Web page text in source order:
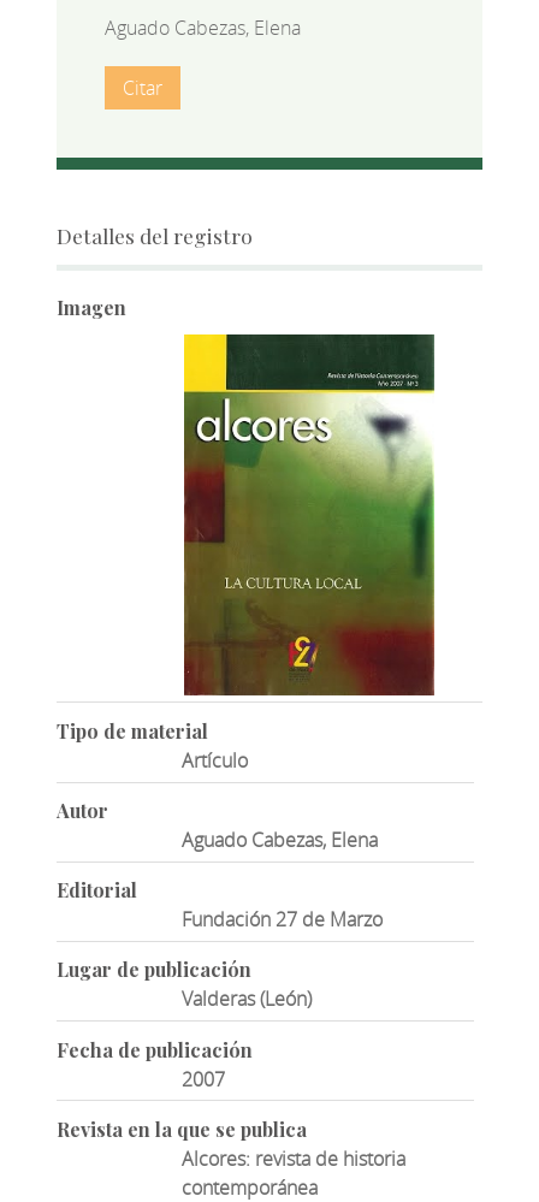
Aguado Cabezas, Elena
Citar
Detalles del registro
Imagen
Tipo de material
Artículo
Autor
Aguado Cabezas, Elena
Editorial
Fundación 27 de Marzo
Lugar de publicación
Valderas (León)
Fecha de publicación
2007
Revista en la que se publica
Alcores: revista de historia
contemporánea